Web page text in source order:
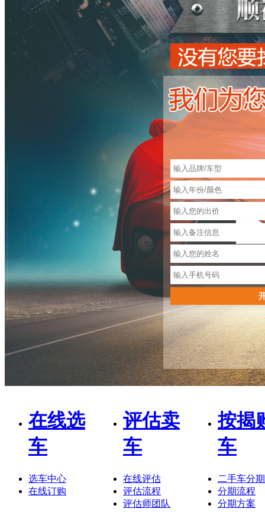
在线选
车
选车中心
在线订购
评估卖
车
在线评估
评估流程
评估师团队
按揭
车
二手车分期
分期流程
分期方案